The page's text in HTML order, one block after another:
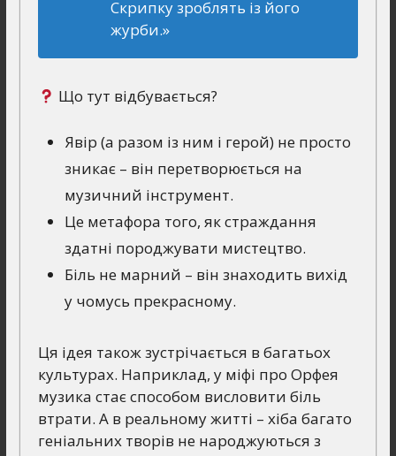
Скрипку зроблять із його
журби.»
Що тут відбувається?
Явір (а разом із ним і герой) не просто
зникає – він перетворюється на
музичний інструмент.
Це метафора того, як страждання
здатні породжувати мистецтво.
Біль не марний – він знаходить вихід
у чомусь прекрасному.
Ця ідея також зустрічається в багатьох
культурах. Наприклад, у міфі про Орфея
музика стає способом висловити біль
втрати. А в реальному житті – хіба багато
геніальних творів не народжуються з